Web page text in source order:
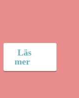
Läs
mer